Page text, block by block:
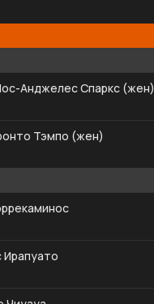
Анджелес Спаркс (жен)
Тэмпо (жен)